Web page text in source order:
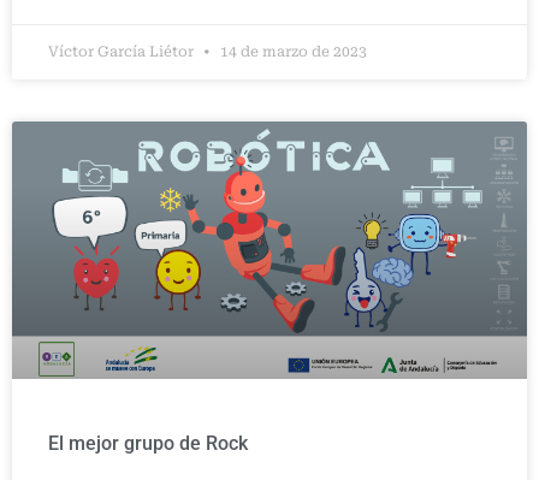
Víctor García Liétor 14 de marzo de 2023
El mejor grupo de Rock